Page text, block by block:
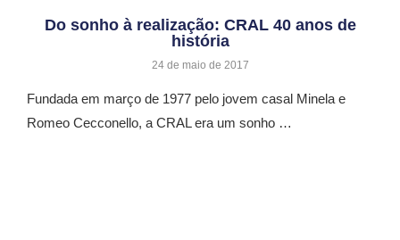
Do sonho à realização: CRAL 40 anos de
história
24 de maio de 2017
Fundada em março de 1977 pelo jovem casal Minela e
Romeo Cecconello, a CRAL era um sonho …